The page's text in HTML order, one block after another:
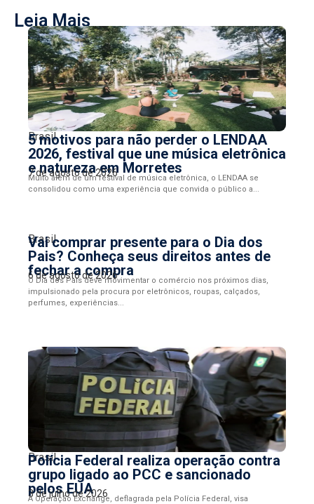
Leia Mais
Brasil
5 motivos para não perder o LENDAA
2026, festival que une música eletrônica
e natureza em Morretes
7 de agosto de 2026
Muito além de um festival de música eletrônica, o LENDAA se
consolidou como uma experiência que convida o público a...
Brasil
Vai comprar presente para o Dia dos
Pais? Conheça seus direitos antes de
fechar a compra
6 de agosto de 2026
O Dia dos Pais deve movimentar o comércio nos próximos dias,
impulsionado pela procura por eletrônicos, roupas, calçados,
perfumes, experiências...
Brasil
Polícia Federal realiza operação contra
grupo ligado ao PCC e sancionado
pelos EUA
3 de julho de 2026
A Operação Exchange, deflagrada pela Polícia Federal, visa